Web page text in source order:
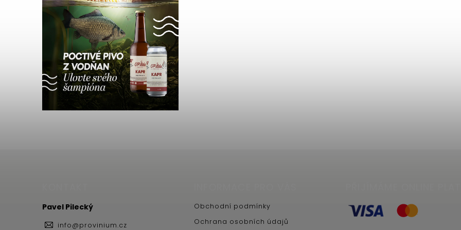
Pavel Pilecký
info@provinium.cz
Obchodní podmínky
Ochrana osobních údajů